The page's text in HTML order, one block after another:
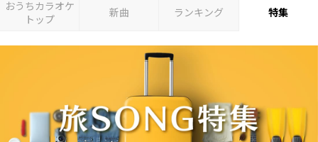
おうちカラオケ
トップ
新曲 ランキング 特集